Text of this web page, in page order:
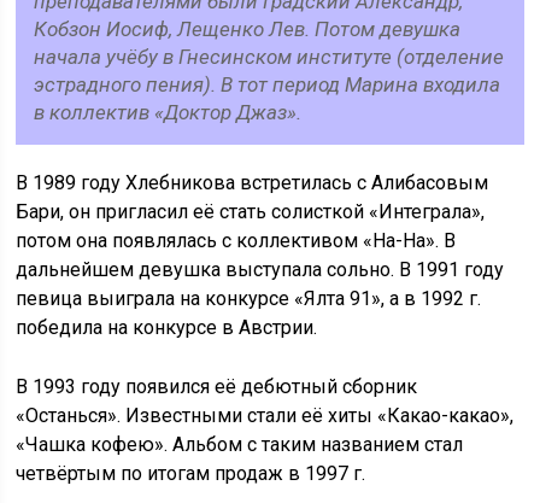
Кобзон Иосиф, Лещенко Лев. Потом девушка
начала учёбу в Гнесинском институте (отделение
эстрадного пения). В тот период Марина входила
в коллектив «Доктор Джаз».
В 1989 году Хлебникова встретилась с Алибасовым
Бари, он пригласил её стать солисткой «Интеграла»,
потом она появлялась с коллективом «На-На». В
дальнейшем девушка выступала сольно. В 1991 году
певица выиграла на конкурсе «Ялта 91», а в 1992 г.
победила на конкурсе в Австрии.
В 1993 году появился её дебютный сборник
«Останься». Известными стали её хиты «Какао-какао»,
«Чашка кофею». Альбом с таким названием стал
четвёртым по итогам продаж в 1997 г.